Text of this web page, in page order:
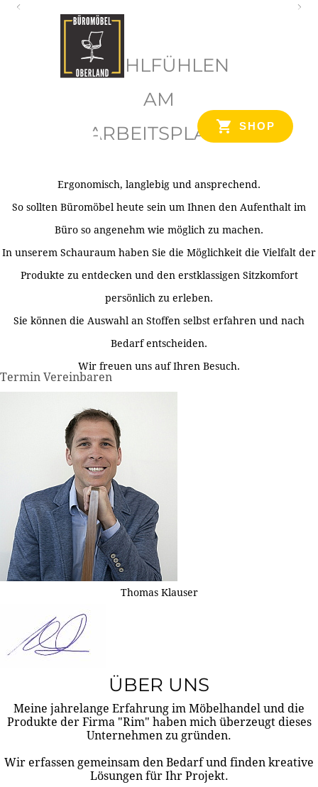
SHOP
WOHLFÜHLEN
AM
ARBEITSPLATZ
Ergonomisch, langlebig und ansprechend.
So sollten Büromöbel heute sein um Ihnen den Aufenthalt im
Büro so angenehm wie möglich zu machen.
In unserem Schauraum haben Sie die Möglichkeit die Vielfalt der
Produkte zu entdecken und den erstklassigen Sitzkomfort
persönlich zu erleben.
Sie können die Auswahl an Stoffen selbst erfahren und nach
Bedarf entscheiden.
Wir freuen uns auf Ihren Besuch.
Termin Vereinbaren
Thomas Klauser
ÜBER UNS
Meine jahrelange Erfahrung im Möbelhandel und die
Produkte der Firma "Rim" haben mich überzeugt dieses
Unternehmen zu gründen.
Wir erfassen gemeinsam den Bedarf und finden kreative
Lösungen für Ihr Projekt.